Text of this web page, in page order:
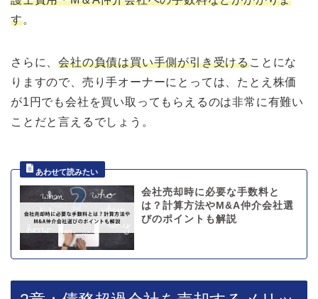
す。
さらに、会社の負債は買い手側が引き受けることにな
りますので、売り手オーナーにとっては、たとえ株価
が1円でも会社を買い取ってもらえるのは非常に有難い
ことだと言えるでしょう。
会社売却時に必要な手数料と
は？計算方法やM&A仲介会社選
びのポイントも解説